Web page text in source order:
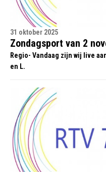
31 oktober 2025
Zondagsport van 2
Regio- Vandaag zijn wij live
en L.